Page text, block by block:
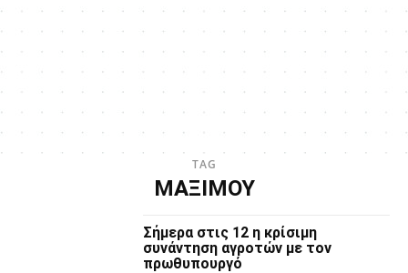
TAG
ΜΑΞΙΜΟΥ
Σήμερα στις 12 η κρίσιμη
συνάντηση αγροτών με τον
πρωθυπουργό